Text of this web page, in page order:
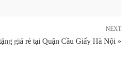
NEXT
giá rẻ tại Quận Cầu Giấy Hà Nội »